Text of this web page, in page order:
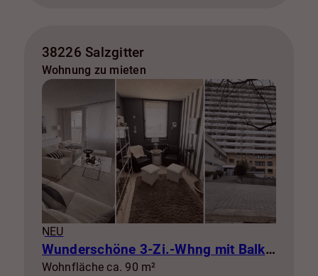
38226 Salzgitter
Wohnung zu mieten
NEU
Wunderschöne 3-Zi.-Whng mit Balkon zur Miete! SZ-Lebenstedt
Wohnfläche ca. 90 m²